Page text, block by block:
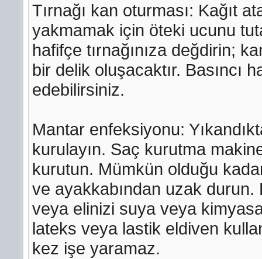
Tırnağı kan oturması: Kağıt
yakmamak için öteki ucunu
hafifçe tırnağınıza değdirin;
bir delik oluşacaktır. Basıncı
edebilirsiniz.
Mantar enfeksiyonu:
kurulayın. Saç kurutma
kurutun. Mümkün olduğu
ve ayakkabından uzak durun.
veya elinizi suya veya
lateks veya lastik eldiven
kez işe yaramaz.